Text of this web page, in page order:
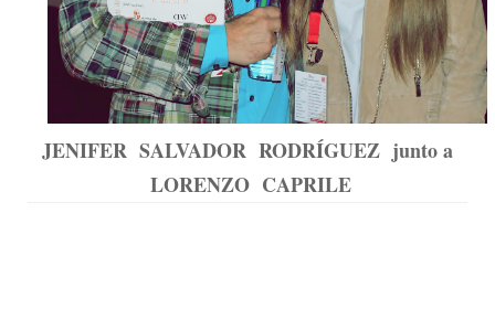
JENIFER SALVADOR RODRÍGUEZ junto a
LORENZO CAPRILE